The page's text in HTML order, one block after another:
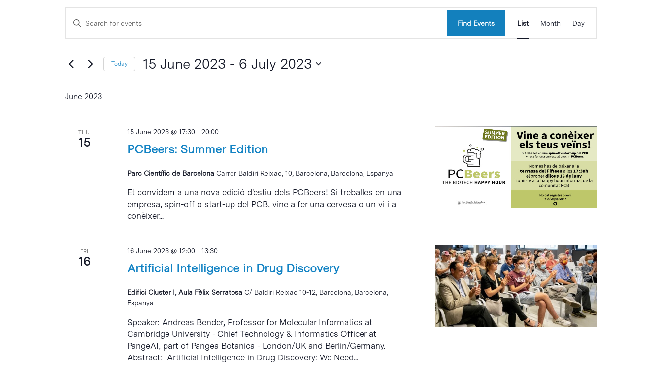
Hit enter to search or ESC to close
Events
Events
Search
Views
Enter
Events
Keyword.
Find Events
Views
Navigation
List Month Day
Today 15 June 2023 - 6 July 2023
June 2023
THU
15 PCBeers: Summer Edition
15 June 2023 @ 17:30- 20:00
Parc Científic de Barcelona Carrer Baldiri Reixac, 10, Barcelona, Barcelona, Espanya
Et convidem a una nova edició d'estiu dels PCBeers! Si treballes en una
empresa, spin-off o start-up del PCB, vine a fer una cervesa o un vi i a
conèixer...
FRI
16 Artificial Intelligence in Drug Discovery
16 June 2023 @ 12:00- 13:30
Edifici Cluster I, Aula Fèlix Serratosa C/ Baldiri Reixac 10-12, Barcelona, Barcelona,
Espanya
Speaker: Andreas Bender, Professor for Molecular Informatics at
Cambridge University - Chief Technology & Informatics Officer at
PangeAI, part of Pangea Botanica - London/UK and Berlin/Germany.
Abstract: Artificial Intelligence in Drug Discovery: We Need...